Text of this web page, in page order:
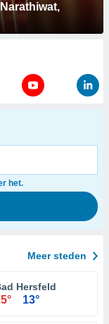
het.
Meer steden
Hersfeld
13°